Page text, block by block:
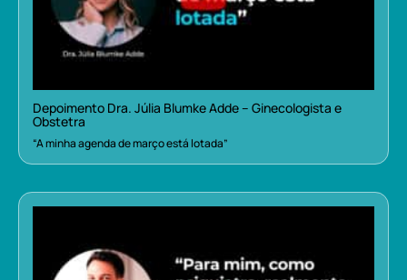
Depoimento Dra. Júlia Blumke Adde – Ginecologista e
Obstetra
“A minha agenda de março está lotada”